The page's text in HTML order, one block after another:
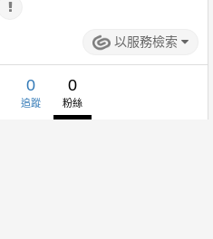
以服務檢索
0
追蹤
0
粉絲